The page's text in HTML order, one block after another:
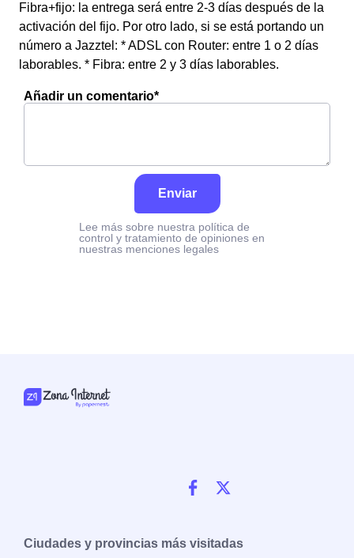
Fibra+fijo: la entrega será entre 2-3 días después de la
activación del fijo. Por otro lado, si se está portando un
número a Jazztel: * ADSL con Router: entre 1 o 2 días
laborables. * Fibra: entre 2 y 3 días laborables.
Añadir un comentario*
Enviar
Lee más sobre nuestra política de
control y tratamiento de opiniones en
nuestras menciones legales
Ciudades y provincias más visitadas